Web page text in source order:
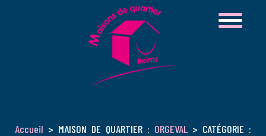
Accueil > MAISON DE QUARTIER : ORGEVAL > CATÉGORIE :